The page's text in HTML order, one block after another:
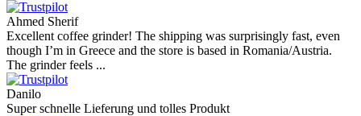
Ahmed Sherif
Excellent coffee grinder! The shipping was surprisingly fast, even
though I’m in Greece and the store is based in Romania/Austria.
The grinder feels ...
Danilo
Super schnelle Lieferung und tolles Produkt